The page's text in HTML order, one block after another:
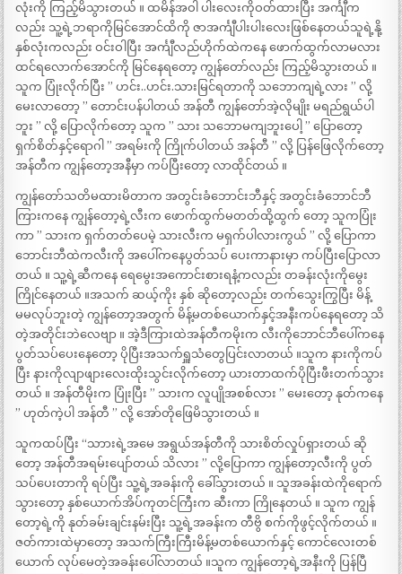
လုံးကို ကြည့်မိသွားတယ် ။ ထမိန်အဝါ ပါးလေးကိုဝတ်ထားပြီး အင်္ကျီက
လည်း သူ့ရဲ့ဘရာကိုမြင်အောင်ထိကို ဇာအင်္ကျီပါးပါးလေးဖြစ်နေတယ်သူရဲ့နို့
နှစ်လုံးကလည်း ဝင်းဝါပြီး အင်္ကျီလည်ဟိုက်ထဲကနေ ဖောက်ထွက်လာမလား
ထင်ရလောက်အောင်ကို မြင်နေရတော့ ကျွန်တော်လည်း ကြည့်မိသွားတယ် ။
သူက ပြုံးလိုက်ပြီး ” ဟင်း..ဟင်း.သားမြင်ရတာကို သဘောကျရဲ့လား ” လို့
မေးလာတော့ ” တောင်းပန်ပါတယ် အန်တီ ကျွန်တော်အဲ့လိုမျိုး မရည်ရွယ်ပါ
ဘူး ” လို့ ပြောလိုက်တော့ သူက ” သား သဘောမကျဘူးပေါ့ ” ပြောတော့
ရှက်စိတ်နှင့်ရောဂါ ” အရမ်းကို ကြိုက်ပါတယ် အန်တီ ” လို့ ပြန်ဖြေလိုက်တော့
အန်တီက ကျွန်တော့အနီမှာ ကပ်ပြီးတော့ လာထိုင်တယ် ။
ကျွန်တော်သတိမထားမိတာက အတွင်းခံဘောင်းဘီနှင့် အတွင်းခံဘောင်ဘီ
ကြားကနေ ကျွန်တော့ရဲ့လီးက ဖောက်ထွက်မတတ်ထို့ထွက် တော့ သူကပြုံး
ကာ ” သားက ရှက်တတ်ပေမဲ့ သားလီးက မရှက်ပါလားကွယ် ” လို့ ပြောကာ
ဘောင်းဘီထဲကလီးကို အပေါ်ကနေပွတ်သပ် ပေးကာနားမှာ ကပ်ပြီးပြောလာ
တယ် ။ သူ့ရဲ့ဆီကနေ ရေမွေးအကောင်းစားရနံ့ကလည်း တခန်းလုံးကိုမွေး
ကြိုင်နေတယ် ။အသက် ဆယ့်ကိုး နှစ် ဆိုတော့လည်း တက်သွေးကြွပြီး မိန့်
မမလုပ်ဘူးတဲ့ ကျွန်တော့အတွက် မိန့်မတစ်ယောက်နှင့်အနီးကပ်နေရတော့ သိ
တဲ့အတိုင်းဘဲလေဗျာ ။ အဲ့ဒီကြားထဲအန်တီကမိုးက လီးကိုဘောင်ဘီပေါ်ကနေ
ပွတ်သပ်ပေးနေတော့ ပိုပြီးအသက်ရှူသံတွေပြင်းလာတယ် ။သူက နားကိုကပ်
ပြီး နားကိုလျာဖျားလေးထိုးသွင်းလိုက်တော့ ယားတာထက်ပိုပြီးဖီးတက်သွား
တယ် ။ အန်တီမိုးက ပြုံးပြီး ” သားက လူပျိုအစစ်လား ” မေးတော့ နုတ်ကနေ
” ဟုတ်ကဲ့ပါ အန်တီ ” လို့ အော်တိုဖြေမိသွားတယ် ။
သူကထပ်ပြီး “သာားရဲ့အမေ အရွယ်အန်တီကို သားစိတ်လှုပ်ရှားတယ် ဆို
တော့ အန်တီအရမ်းပျော်တယ် သိလား ” လို့ပြောကာ ကျွန်တော့လီးကို ပွတ်
သပ်ပေးတာကို ရပ်ပြီး သူ့ရဲ့အခန်းကို ခေါ်သွားတယ် ။ သူအခန်းထဲကိုရောက်
သွားတော့ နှစ်ယောက်အိပ်ကုတင်ကြီးက ဆီးကာ ကြိုနေတယ် ။ သူက ကျွန်
တော့ရဲ့ကို နုတ်ခမ်းချင်းနမ်းပြီး သူ့ရဲ့အခန်းက တီဗွိ စက်ကိုဖွင့်လိုက်တယ် ။
ဇတ်ကားထဲမှာတော့ အသက်ကြီးကြီးမိန့်မတစ်ယောက်နှင့် ကောင်လေးတစ်
ယောက် လုပ်မေတဲ့အခန်းပေါ်လာတယ် ။သူက ကျွန်တော့ရဲ့အနီးကို ပြန်ပြီ